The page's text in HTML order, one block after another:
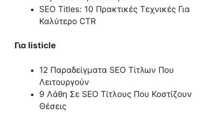
SEO Titles: 10 Πρακτικές Τεχνικές Για
Καλύτερο CTR
Για listicle
12 Παραδείγματα SEO Τίτλων Που
Λειτουργούν
9 Λάθη Σε SEO Τίτλους Που Κοστίζουν
Θέσεις